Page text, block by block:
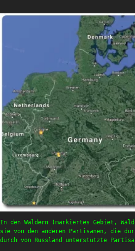
In den Wäldern (markiertes Gebiet,
sie von den anderen Partisanen, die
durch von Russland unterstützte